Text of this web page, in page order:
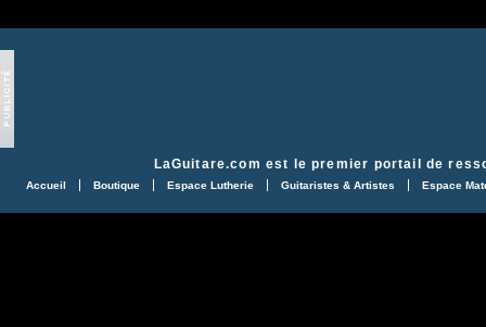
LaGuitare.com est le premier portail de
Accueil Boutique Espace Lutherie Guitaristes & Artistes Espace